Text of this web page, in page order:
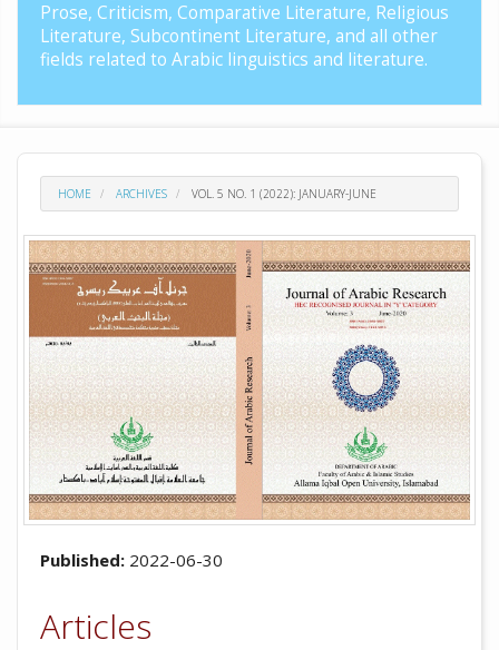
Prose, Criticism, Comparative Literature, Religious
Literature, Subcontinent Literature, and all other
fields related to Arabic linguistics and literature.
HOME ARCHIVES VOL. 5 NO. 1 (2022): JANUARY-JUNE
Published: 2022-06-30
Articles